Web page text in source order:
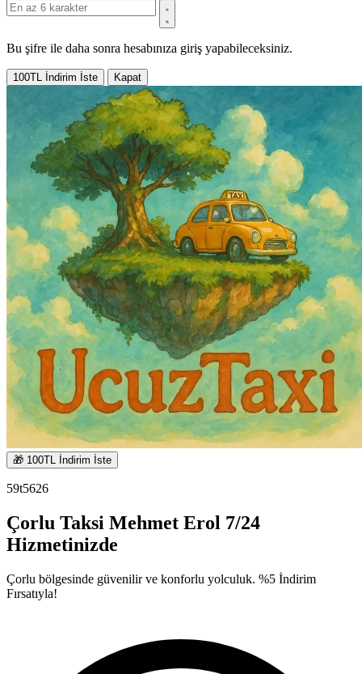
Bu şifre ile daha sonra hesabınıza giriş yapabileceksiniz.
100TL İndirim İste Kapat
🎁 100TL İndirim İste
59t5626
Çorlu Taksi Mehmet Erol 7/24
Hizmetinizde
Çorlu bölgesinde güvenilir ve konforlu yolculuk. %5 İndirim
Fırsatıyla!